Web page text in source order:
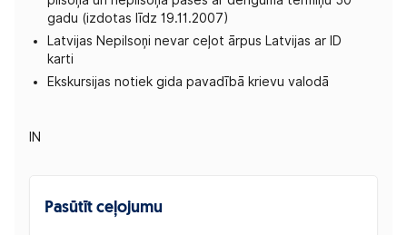
gadu (izdotas līdz 19.11.2007)
Latvijas Nepilsoņi nevar ceļot ārpus Latvijas ar ID
karti
Ekskursijas notiek gida pavadībā krievu valodā
IN
Pasūtīt ceļojumu